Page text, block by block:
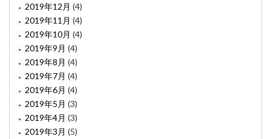
2019年12月 (4)
2019年11月 (4)
2019年10月 (4)
2019年9月 (4)
2019年8月 (4)
2019年7月 (4)
2019年6月 (4)
2019年5月 (3)
2019年4月 (3)
2019年3月 (5)